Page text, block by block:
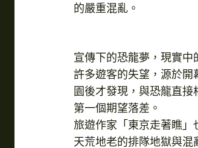
的嚴重混亂。
宣傳下的恐龍夢，現實中
許多遊客的失望，源於
園後才發現，與恐龍直
第一個期望落差。
旅遊作家「東京走著瞧」
天荒地老的排隊地獄與混